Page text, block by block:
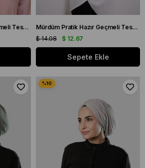
Mürdüm Pratik Hazır Geçmeli Tesettür Bone Sandy Kumaş İncili Pileli Nervürlü Güllü 1805_07
Mürdüm Pratik Hazır Geçmeli Tesettür Bone Viskon Kumaş Şapkalı Aksesuarlı 2104_07
$ 12.67
$ 14.08
Sepete Ekle